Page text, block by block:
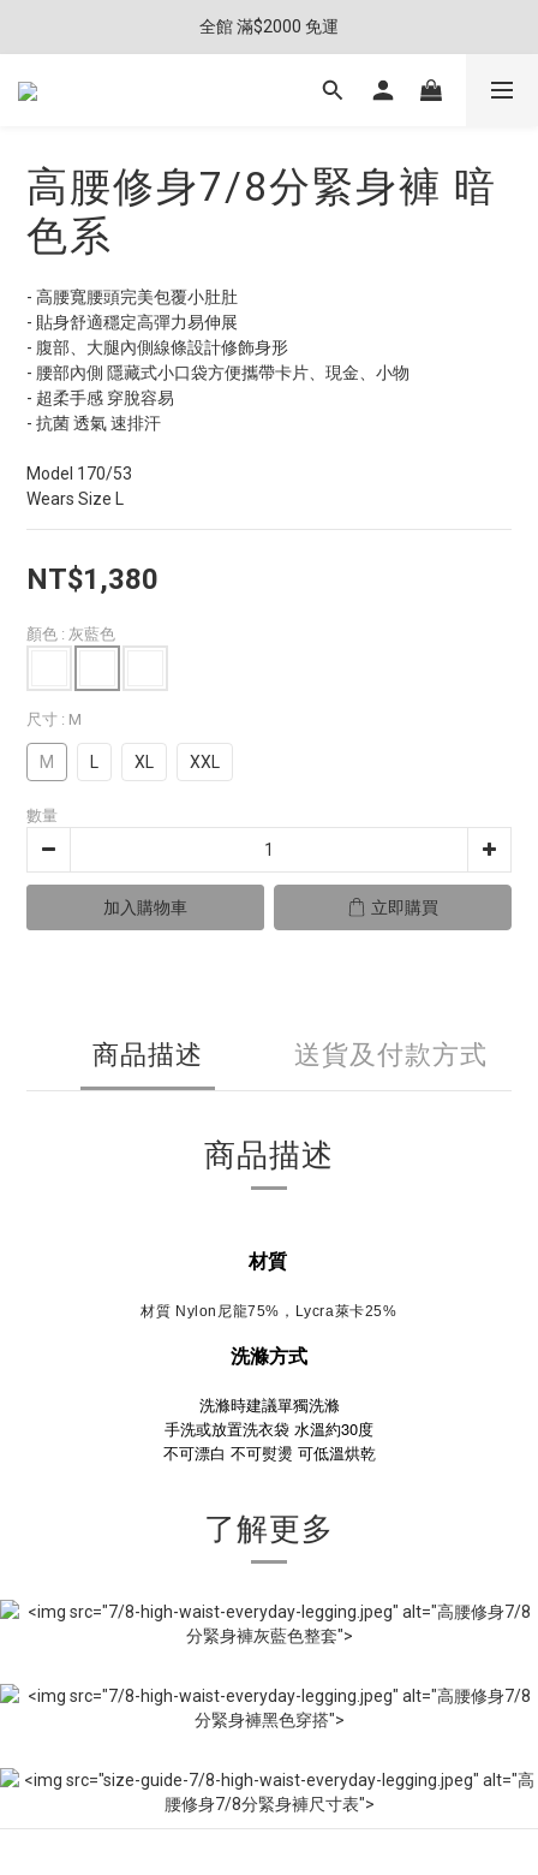
全館 滿$2000 免運
高腰修身7/8分緊身褲 暗
色系
- 高腰寬腰頭完美包覆小肚肚
- 貼身舒適穩定高彈力易伸展
- 腹部、大腿內側線條設計修飾身形
- 腰部內側 隱藏式小口袋方便攜帶卡片、現金、小物
- 超柔手感 穿脫容易
- 抗菌 透氣 速排汗
Model 170/53
Wears Size L
NT$1,380
顏色 : 灰藍色
尺寸 : M
M XL XXL
數量
加入購物車 立即購買
商品描述 送貨及付款方式
商品描述
材質
材質 Nylon尼龍75%，Lycra萊卡25%
洗滌方式
洗滌時建議單獨洗滌
手洗或放置洗衣袋 水溫約30度
不可漂白 不可熨燙 可低溫烘乾
了解更多